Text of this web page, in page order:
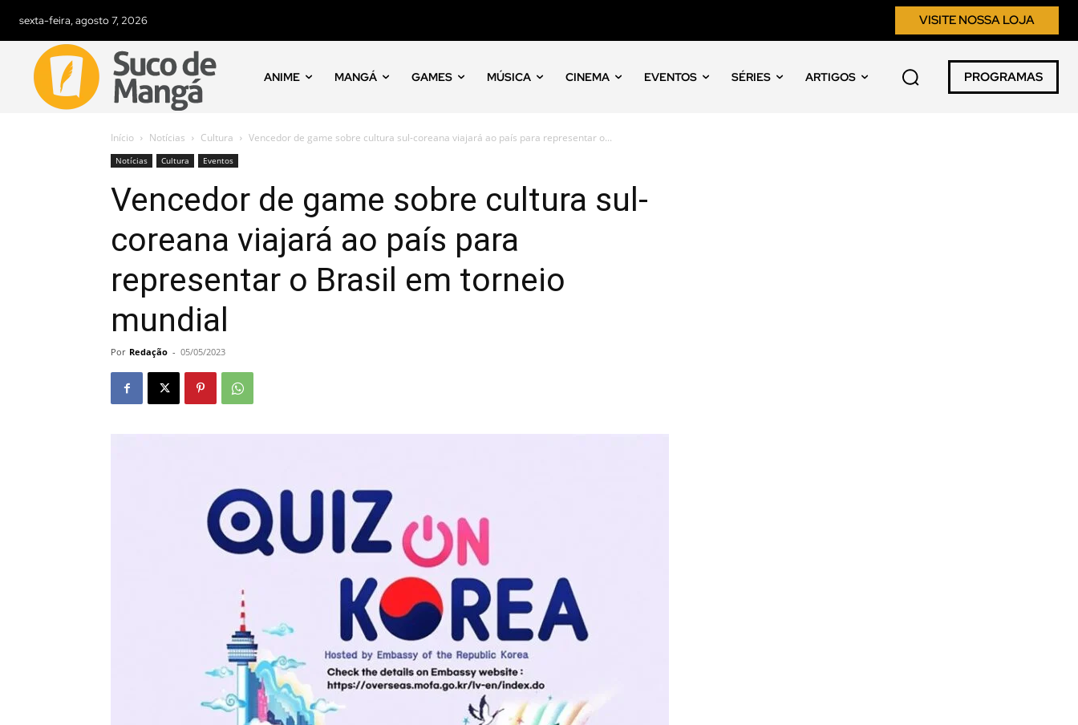
sexta-feira, agosto 7, 2026 VISITE NOSSA LOJA
ANIME MANGÁ GAMES MÚSICA CINEMA EVENTOS SÉRIES ARTIGOS PROGRAMAS
Início Notícias Cultura Vencedor de game sobre cultura sul-coreana viajará ao país para representar o...
Notícias Cultura Eventos
Vencedor de game sobre cultura sul-
coreana viajará ao país para
representar o Brasil em torneio
mundial
Por Redação - 05/05/2023